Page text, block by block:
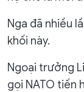
Nga đã nhiều
khối này.
Ngoại trưởng
gọi NATO tiến